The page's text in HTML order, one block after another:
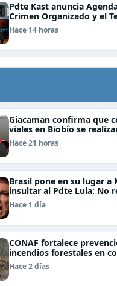
Pdte Kast anuncia
Crimen Organizado y el
(ACOT)
Hace 14 horas
Giacaman confirma que
viales en Biobío se
por la vía de la concesión
Hace 21 horas
Brasil pone en su lugar a
insultar al Pdte Lula: No
embajador en BBSS y
bilateral
Hace 1 día
CONAF fortalece
incendios forestales en
de Temuco y Galvarino
Hace 2 días